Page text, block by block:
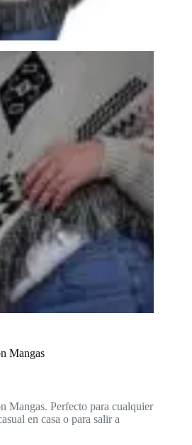
Mangas
Mangas. Perfecto para cualquier
en casa o para salir a